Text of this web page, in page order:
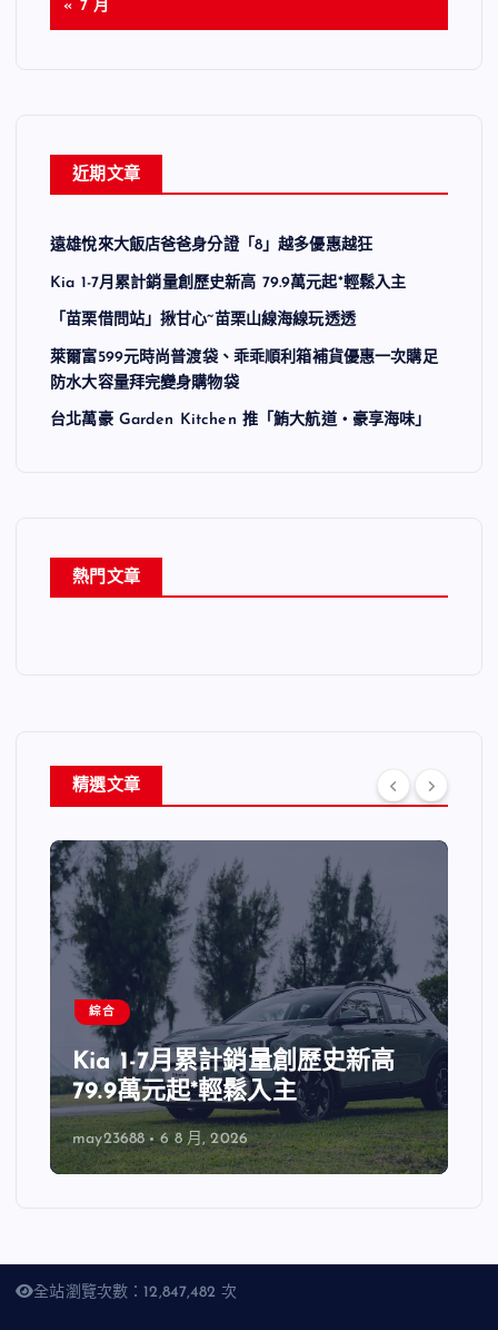
« 7 月
近期文章
遠雄悅來大飯店爸爸身分證「8」越多優惠越狂
Kia 1-7月累計銷量創歷史新高 79.9萬元起*輕鬆入主
「苗栗借問站」揪甘心~苗栗山線海線玩透透
萊爾富599元時尚普渡袋、乖乖順利箱補貨優惠一次購足
防水大容量拜完變身購物袋
台北萬豪 Garden Kitchen 推「鮪大航道・豪享海味」
熱門文章
精選文章
綜合
Kia 1-7月累計銷量創歷史新高
79.9萬元起*輕鬆入主
may23688 6 8 月, 2026
全站瀏覽次數：12,847,482 次